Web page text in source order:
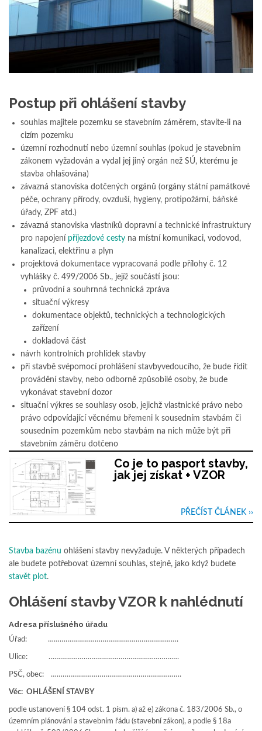
Postup při ohlášení stavby
souhlas majitele pozemku se stavebním záměrem, stavíte-li na
cizím pozemku
územní rozhodnutí nebo územní souhlas (pokud je stavebním
zákonem vyžadován a vydal jej jiný orgán než SÚ, kterému je
stavba ohlašována)
závazná stanoviska dotčených orgánů (orgány státní památkové
péče, ochrany přírody, ovzduší, hygieny, protipožární, báňské
úřady, ZPF atd.)
závazná stanoviska vlastníků dopravní a technické infrastruktury
pro napojení příjezdové cesty na místní komunikaci, vodovod,
kanalizaci, elektřinu a plyn
projektová dokumentace vypracovaná podle přílohy č. 12
vyhlášky č. 499/2006 Sb., jejíž součástí jsou:
průvodní a souhrnná technická zpráva
situační výkresy
dokumentace objektů, technických a technologických
zařízení
dokladová část
návrh kontrolních prohlídek stavby
při stavbě svépomocí prohlášení stavbyvedoucího, že bude řídit
provádění stavby, nebo odborně způsobilé osoby, že bude
vykonávat stavební dozor
situační výkres se souhlasy osob, jejichž vlastnické právo nebo
právo odpovídající věcnému břemeni k sousedním stavbám či
sousedním pozemkům nebo stavbám na nich může být při
stavebním záměru dotčeno
Co je to pasport stavby,
jak jej získat + VZOR
PŘEČÍST ČLÁNEK ››
Stavba bazénu ohlášení stavby nevyžaduje. V některých případech
ale budete potřebovat územní souhlas, stejně, jako když budete
stavět plot.
Ohlášení stavby VZOR k nahlédnutí
Adresa příslušného úřadu
Úřad: ………………………………………………………….
Ulice: ………………………………………………………….
PSČ, obec: ………………………………………………………….
Věc: OHLÁŠENÍ STAVBY
podle ustanovení § 104 odst. 1 písm. a) až e) zákona č. 183/2006 Sb., o
územním plánování a stavebním řádu (stavební zákon), a podle § 18a